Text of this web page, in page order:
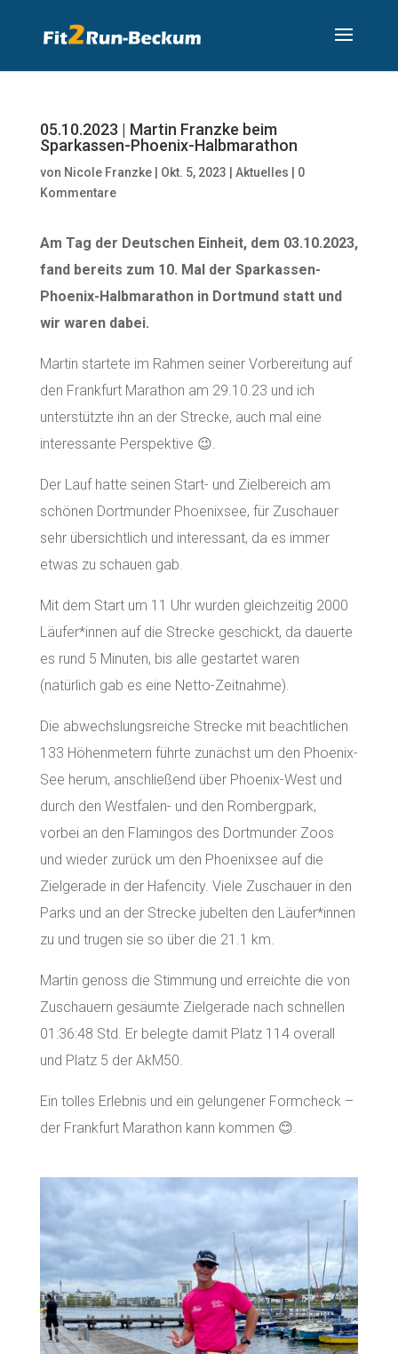
05.10.2023 | Martin Franzke beim
Sparkassen-Phoenix-Halbmarathon
von Nicole Franzke| Okt. 5, 2023 Aktuelles
0
Kommentare
Am Tag der Deutschen Einheit, dem 03.10.2023,
fand bereits zum 10. Mal der Sparkassen-
Phoenix-Halbmarathon in Dortmund statt und
wir waren dabei.
Martin startete im Rahmen seiner Vorbereitung auf
den Frankfurt Marathon am 29.10.23 und ich
unterstützte ihn an der Strecke, auch mal eine
interessante Perspektive 😉.
Der Lauf hatte seinen Start- und Zielbereich am
schönen Dortmunder Phoenixsee, für Zuschauer
sehr übersichtlich und interessant, da es immer
etwas zu schauen gab.
Mit dem Start um 11 Uhr wurden gleichzeitig 2000
Läufer*innen auf die Strecke geschickt, da dauerte
es rund 5 Minuten, bis alle gestartet waren
(natürlich gab es eine Netto-Zeitnahme).
Die abwechslungsreiche Strecke mit beachtlichen
133 Höhenmetern führte zunächst um den Phoenix-
See herum, anschließend über Phoenix-West und
durch den Westfalen- und den Rombergpark,
vorbei an den Flamingos des Dortmunder Zoos
und wieder zurück um den Phoenixsee auf die
Zielgerade in der Hafencity. Viele Zuschauer in den
Parks und an der Strecke jubelten den Läufer*innen
zu und trugen sie so über die 21.1 km.
Martin genoss die Stimmung und erreichte die von
Zuschauern gesäumte Zielgerade nach schnellen
01:36:48 Std. Er belegte damit Platz 114 overall
und Platz 5 der AkM50.
Ein tolles Erlebnis und ein gelungener Formcheck –
der Frankfurt Marathon kann kommen 😊.